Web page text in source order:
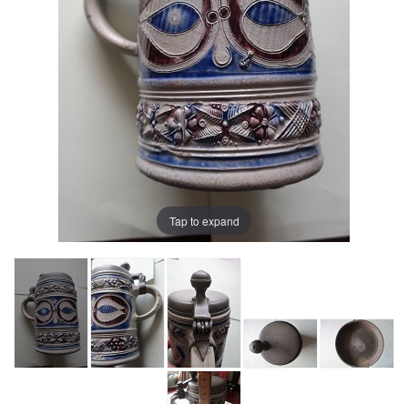
Tap to expand